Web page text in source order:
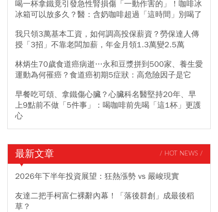
喝一杯拿鐵竟引發急性腎損傷「一動作害的」！咖啡冰
冰箱可以放多久？醫：含奶咖啡超過「這時間」別喝了
我只領3萬基本工資，如何調高投保薪資？勞保達人傳
授「3招」不靠老闆加薪，年金月領1.3萬變2.5萬
林炳生70歲食道癌病逝…永和豆漿拼到500家、養生愛
運動為何罹癌？食道癌初期5症狀：高危險因子是它
早餐吃可頌、拿鐵傷心臟？心臟科名醫堅持20年、早
上9點前不做「5件事」：喝咖啡前先喝「這1杯」更護
心
最新文章 / HOT NEWS /
2026年下半年投資展望：狂熱漲勢 vs 嚴峻現實
友達二把手柯富仁裸辭內幕！「落後群創」成最後稻
草？